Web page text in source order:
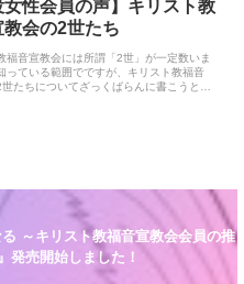
女性会員の声】キリスト教
教会の2世たち
福音宣教会には所謂「2世」が一定数いま
っている範囲でですが、キリスト教福音
たちについてざっくばらんに書こうと思
～キリスト教福音宣教会会員の推
発売開始しました！